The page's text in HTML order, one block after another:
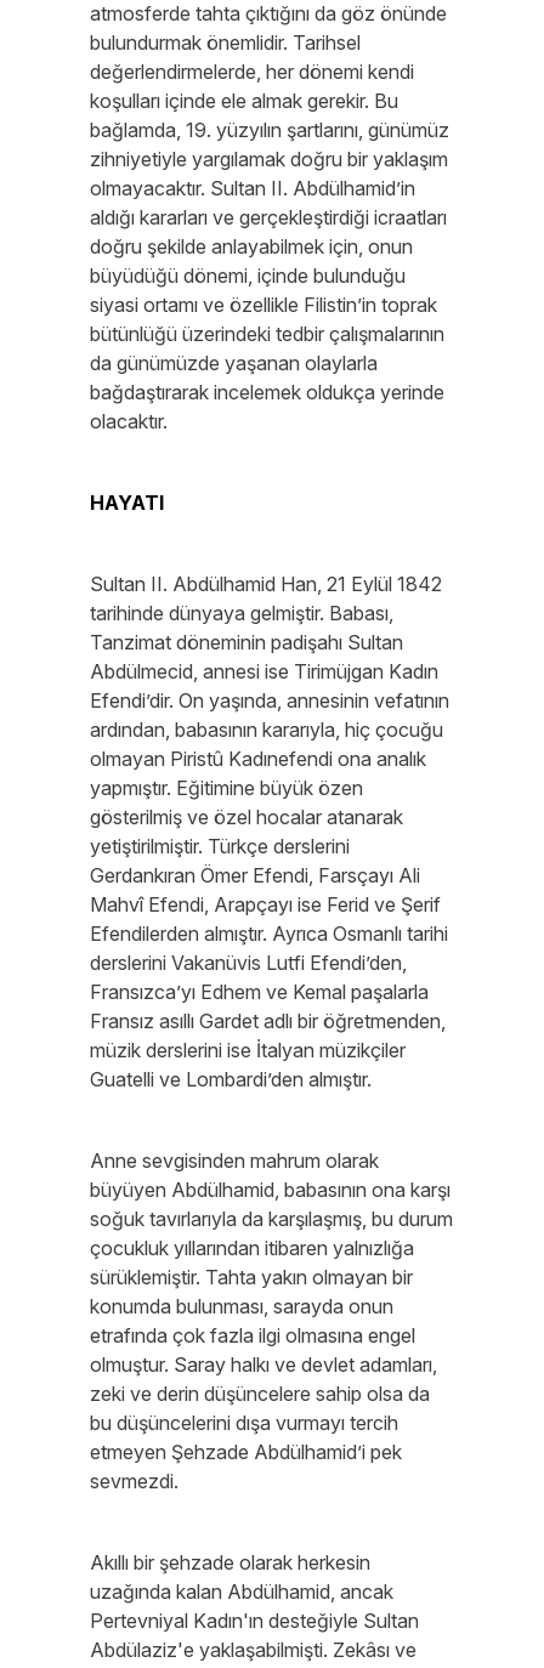
atmosferde tahta çıktığını da göz önünde
bulundurmak önemlidir. Tarihsel
değerlendirmelerde, her dönemi kendi
koşulları içinde ele almak gerekir. Bu
bağlamda, 19. yüzyılın şartlarını, günümüz
zihniyetiyle yargılamak doğru bir yaklaşım
olmayacaktır. Sultan II. Abdülhamid’in
aldığı kararları ve gerçekleştirdiği icraatları
doğru şekilde anlayabilmek için, onun
büyüdüğü dönemi, içinde bulunduğu
siyasi ortamı ve özellikle Filistin’in toprak
bütünlüğü üzerindeki tedbir çalışmalarının
da günümüzde yaşanan olaylarla
bağdaştırarak incelemek oldukça yerinde
olacaktır.
HAYATI
Sultan II. Abdülhamid Han, 21 Eylül 1842
tarihinde dünyaya gelmiştir. Babası,
Tanzimat döneminin padişahı Sultan
Abdülmecid, annesi ise Tirimüjgan Kadın
Efendi’dir. On yaşında, annesinin vefatının
ardından, babasının kararıyla, hiç çocuğu
olmayan Piristû Kadınefendi ona analık
yapmıştır. Eğitimine büyük özen
gösterilmiş ve özel hocalar atanarak
yetiştirilmiştir. Türkçe derslerini
Gerdankıran Ömer Efendi, Farsçayı Ali
Mahvî Efendi, Arapçayı ise Ferid ve Şerif
Efendilerden almıştır. Ayrıca Osmanlı tarihi
derslerini Vakanüvis Lutfi Efendi’den,
Fransızca’yı Edhem ve Kemal paşalarla
Fransız asıllı Gardet adlı bir öğretmenden,
müzik derslerini ise İtalyan müzikçiler
Guatelli ve Lombardi’den almıştır.
Anne sevgisinden mahrum olarak
büyüyen Abdülhamid, babasının ona karşı
soğuk tavırlarıyla da karşılaşmış, bu durum
çocukluk yıllarından itibaren yalnızlığa
sürüklemiştir. Tahta yakın olmayan bir
konumda bulunması, sarayda onun
etrafında çok fazla ilgi olmasına engel
olmuştur. Saray halkı ve devlet adamları,
zeki ve derin düşüncelere sahip olsa da
bu düşüncelerini dışa vurmayı tercih
etmeyen Şehzade Abdülhamid’i pek
sevmezdi.
Akıllı bir şehzade olarak herkesin
uzağında kalan Abdülhamid, ancak
Pertevniyal Kadın'ın desteğiyle Sultan
Abdülaziz'e yaklaşabilmişti. Zekâsı ve